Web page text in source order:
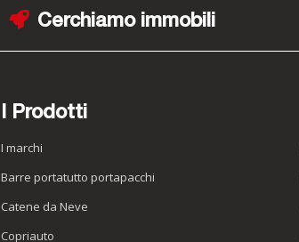
Cerchiamo immobili
I Prodotti
I marchi
Barre portatutto portapacchi
Catene da Neve
Copriauto